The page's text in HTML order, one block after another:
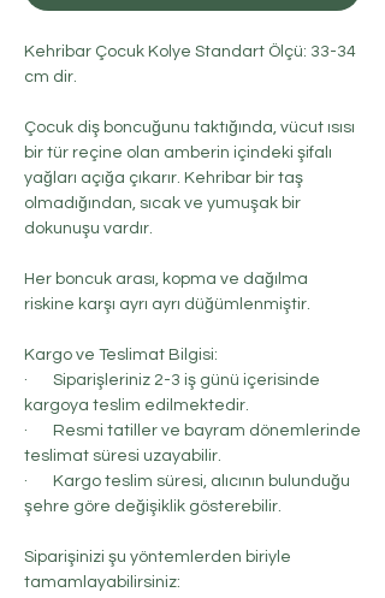
Kehribar Çocuk Kolye Standart Ölçü: 33-34
cm dir.
Çocuk diş boncuğunu taktığında, vücut ısısı
bir tür reçine olan amberin içindeki şifalı
yağları açığa çıkarır. Kehribar bir taş
olmadığından, sıcak ve yumuşak bir
dokunuşu vardır.
Her boncuk arası, kopma ve dağılma
riskine karşı ayrı ayrı düğümlenmiştir.
Kargo ve Teslimat Bilgisi:
· Siparişleriniz 2-3 iş günü içerisinde
kargoya teslim edilmektedir.
· Resmi tatiller ve bayram dönemlerinde
teslimat süresi uzayabilir.
· Kargo teslim süresi, alıcının bulunduğu
şehre göre değişiklik gösterebilir.
Siparişinizi şu yöntemlerden biriyle
tamamlayabilirsiniz: